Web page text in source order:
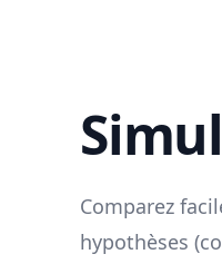
Comparez
hypothèses